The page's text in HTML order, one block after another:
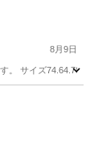
8月9日
。 サイズ74.64.70